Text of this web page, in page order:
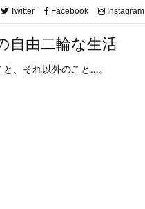
自由二輪な生活
、それ以外のこと…。
Twitter Facebook Instagram